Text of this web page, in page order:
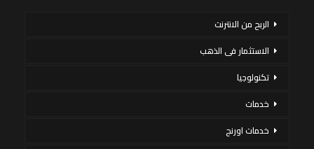
الربح من الانترنت
الاستثمار فى الذهب
تكنولوجيا
خدمات
خدمات اورنج